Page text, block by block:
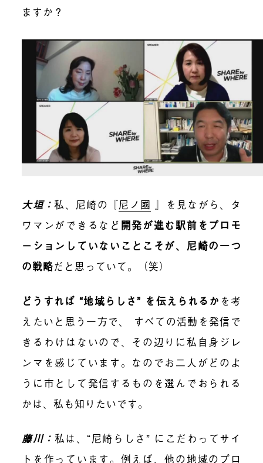
ますか？
大垣：私、尼崎の『尼ノ國 』を見ながら、タ
ワマンができるなど 開発が進む駅前をプロモ
ーションしていないことこそが、尼崎の一つ
の戦略だと思っていて。（笑）
どうすれば “地域らしさ” を伝えられるか を考
えたいと思う一方で、 すべての活動を発信で
きるわけはないので、その辺りに私自身ジレ
ンマを感じています。なのでお二人がどのよ
うに市として発信するものを選んでおられる
かは、私も知りたいです。
藤川： 私は、“尼崎らしさ” にこだわってサイ
トを作っています。例えば、他の地域のプロ